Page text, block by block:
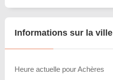
Informations sur la ville
Heure actuelle pour Achères